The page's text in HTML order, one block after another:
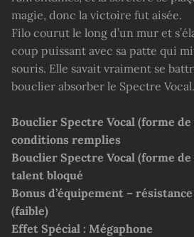
magie, donc la victoire fut aisée.
Filo courut le long d’un mur et
coup puissant avec sa patte qui
souris. Elle savait vraiment se
bouclier absorber le Spectre Vocal.
Bouclier Spectre Vocal (forme
conditions remplies
Bouclier Spectre Vocal (forme
talent bloqué
Bonus d’équipement –
(faible)
Effet Spécial : Mégaphone